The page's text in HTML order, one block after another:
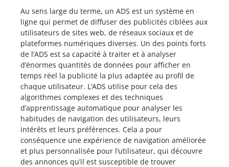
Au sens large du terme, un ADS est un système en
ligne qui permet de diffuser des publicités ciblées aux
utilisateurs de sites web, de réseaux sociaux et de
plateformes numériques diverses. Un des points forts
de l’ADS est sa capacité à traiter et à analyser
d’énormes quantités de données pour afficher en
temps réel la publicité la plus adaptée au profil de
chaque utilisateur. L’ADS utilise pour cela des
algorithmes complexes et des techniques
d’apprentissage automatique pour analyser les
habitudes de navigation des utilisateurs, leurs
intérêts et leurs préférences. Cela a pour
conséquence une expérience de navigation améliorée
et plus personnalisée pour l’utilisateur, qui découvre
des annonces qu’il est susceptible de trouver